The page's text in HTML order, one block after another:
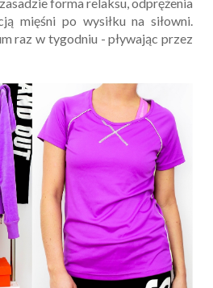
mięśni po wysiłku na siłowni.
raz w tygodniu - pływając przez